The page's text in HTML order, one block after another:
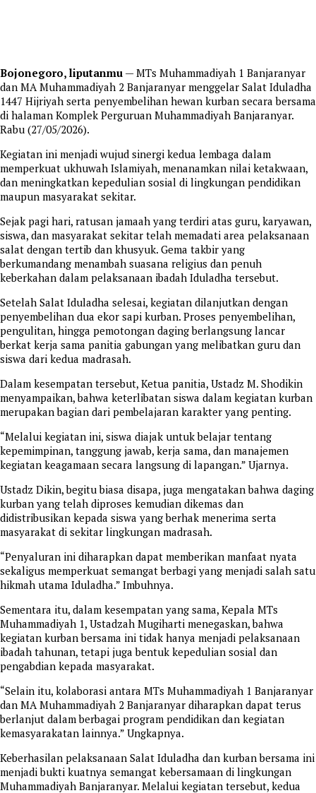
Bojonegoro, liputanmu — MTs Muhammadiyah 1 Banjaranyar
dan MA Muhammadiyah 2 Banjaranyar menggelar Salat Iduladha
1447 Hijriyah serta penyembelihan hewan kurban secara bersama
di halaman Komplek Perguruan Muhammadiyah Banjaranyar.
Rabu (27/05/2026).
Kegiatan ini menjadi wujud sinergi kedua lembaga dalam
memperkuat ukhuwah Islamiyah, menanamkan nilai ketakwaan,
dan meningkatkan kepedulian sosial di lingkungan pendidikan
maupun masyarakat sekitar.
Sejak pagi hari, ratusan jamaah yang terdiri atas guru, karyawan,
siswa, dan masyarakat sekitar telah memadati area pelaksanaan
salat dengan tertib dan khusyuk. Gema takbir yang
berkumandang menambah suasana religius dan penuh
keberkahan dalam pelaksanaan ibadah Iduladha tersebut.
Setelah Salat Iduladha selesai, kegiatan dilanjutkan dengan
penyembelihan dua ekor sapi kurban. Proses penyembelihan,
pengulitan, hingga pemotongan daging berlangsung lancar
berkat kerja sama panitia gabungan yang melibatkan guru dan
siswa dari kedua madrasah.
Dalam kesempatan tersebut, Ketua panitia, Ustadz M. Shodikin
menyampaikan, bahwa keterlibatan siswa dalam kegiatan kurban
merupakan bagian dari pembelajaran karakter yang penting.
“Melalui kegiatan ini, siswa diajak untuk belajar tentang
kepemimpinan, tanggung jawab, kerja sama, dan manajemen
kegiatan keagamaan secara langsung di lapangan.” Ujarnya.
Ustadz Dikin, begitu biasa disapa, juga mengatakan bahwa daging
kurban yang telah diproses kemudian dikemas dan
didistribusikan kepada siswa yang berhak menerima serta
masyarakat di sekitar lingkungan madrasah.
“Penyaluran ini diharapkan dapat memberikan manfaat nyata
sekaligus memperkuat semangat berbagi yang menjadi salah satu
hikmah utama Iduladha.” Imbuhnya.
Sementara itu, dalam kesempatan yang sama, Kepala MTs
Muhammadiyah 1, Ustadzah Mugiharti menegaskan, bahwa
kegiatan kurban bersama ini tidak hanya menjadi pelaksanaan
ibadah tahunan, tetapi juga bentuk kepedulian sosial dan
pengabdian kepada masyarakat.
“Selain itu, kolaborasi antara MTs Muhammadiyah 1 Banjaranyar
dan MA Muhammadiyah 2 Banjaranyar diharapkan dapat terus
berlanjut dalam berbagai program pendidikan dan kegiatan
kemasyarakatan lainnya.” Ungkapnya.
Keberhasilan pelaksanaan Salat Iduladha dan kurban bersama ini
menjadi bukti kuatnya semangat kebersamaan di lingkungan
Muhammadiyah Banjaranyar. Melalui kegiatan tersebut, kedua